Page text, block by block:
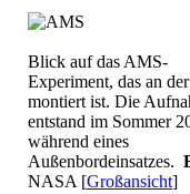
Blick auf das AMS-
Experiment, das an
montiert ist. Die
entstand im Sommer
während eines
Außenbordeinsatzes.
NASA [Großansicht]